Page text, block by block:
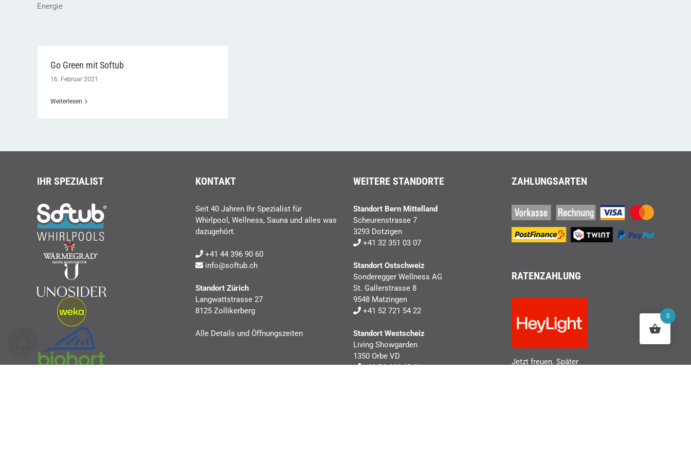
Energie
Go Green mit Softub
16. Februar 2021
Weiterlesen
IHR SPEZIALIST KONTAKT
Seit 40 Jahren Ihr Spezialist für
Whirlpool, Wellness, Sauna und alles was
dazugehört.
+41 44 396 90 60
info@softub.ch
Standort Zürich
Langwattstrasse 27
8125 Zollikerberg
Alle Details und Öffnungszeiten
WEITERE STANDORTE
Standort Bern Mittelland
Scheurenstrasse 7
3293 Dotzigen
+41 32 351 03 07
Standort Ostschweiz
Sonderegger Wellness AG
St. Gallerstrasse 8
9548 Matzingen
+41 52 721 54 22
Standort Westscheiz
Living Showgarden
1350 Orbe VD
+41 24 441 40 41
ZAHLUNGSARTEN
RATENZAHLUNG
Jetzt freuen. Später
0